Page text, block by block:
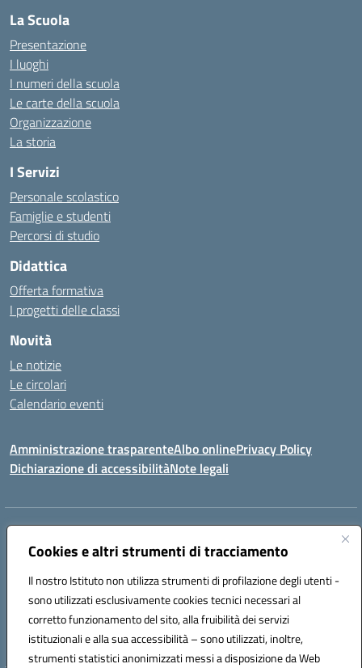
Cookies e altri strumenti di tracciamento
Il nostro Istituto non utilizza strumenti di profilazione degli utenti -
sono utilizzati esclusivamente cookies tecnici necessari al
corretto funzionamento del sito, alla fruibilità dei servizi
istituzionali e alla sua accessibilità – sono utilizzati, inoltre,
strumenti statistici anonimizzati messi a disposizione da Web
La Scuola
Presentazione
I luoghi
I numeri della scuola
Le carte della scuola
Organizzazione
La storia
I Servizi
Personale scolastico
Famiglie e studenti
Percorsi di studio
Didattica
Offerta formativa
I progetti delle classi
Novità
Le notizie
Le circolari
Calendario eventi
Amministrazione trasparenteAlbo onlinePrivacy Policy
Dichiarazione di accessibilitàNote legali
Indirizzo:
Centralino:0923993485 Email:tpic84500v@istruzione.it
Codice fiscale: 91039050819
Codice meccanografico:
tpic84500v
Codice unico di fatturazione (CUF): JZDXRK